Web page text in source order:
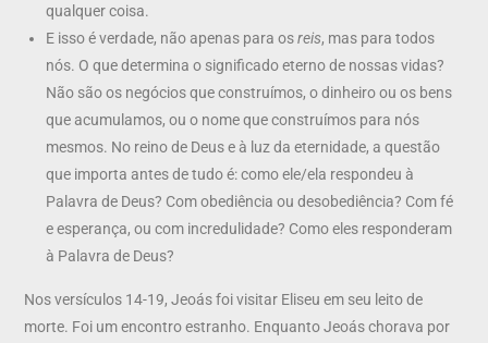
qualquer coisa.
E isso é verdade, não apenas para osreis, mas para todos
nós. O que determina o significado eterno de nossas vidas?
Não são os negócios que construímos, o dinheiro ou os bens
que acumulamos, ou o nome que construímos para nós
mesmos. No reino de Deus e à luz da eternidade, a questão
que importa antes de tudo é: como ele/ela respondeu à
Palavra de Deus? Com obediência ou desobediência? Com fé
e esperança, ou com incredulidade? Como eles responderam
à Palavra de Deus?
Nos versículos 14-19, Jeoás foi visitar Eliseu em seu leito de
morte. Foi um encontro estranho. Enquanto Jeoás chorava por